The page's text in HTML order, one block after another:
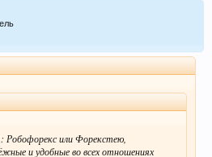
или Форекстею,
и удобные во всех отношениях